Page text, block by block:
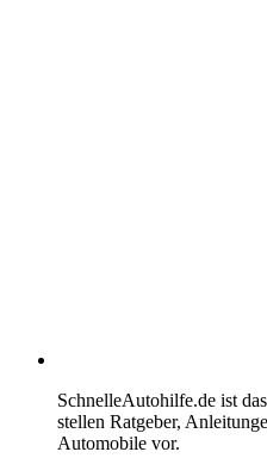
SchnelleAutohilfe.de ist
stellen Ratgeber,
Automobile vor.